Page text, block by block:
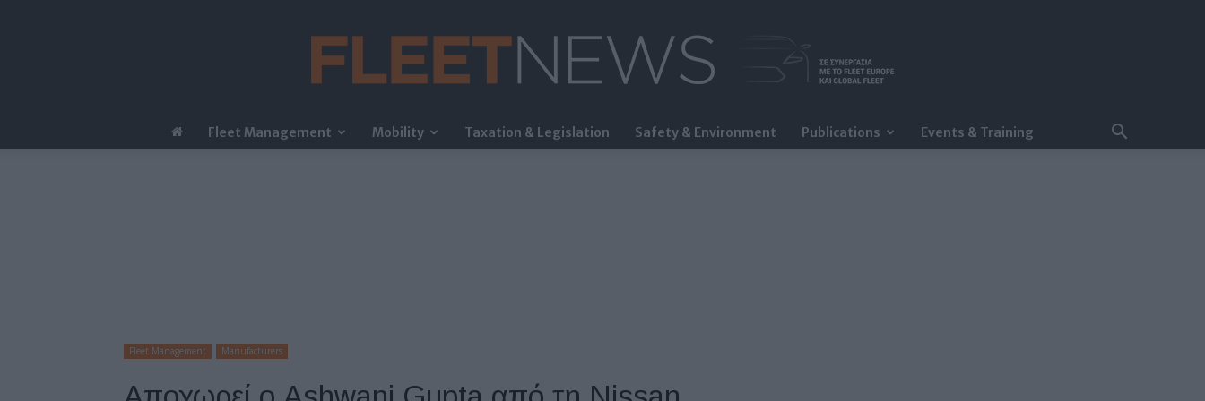
FleetNews
Fleet Management Mobility Taxation & Legislation Safety & Environment Publications Events & Training
Fleet Management Manufacturers